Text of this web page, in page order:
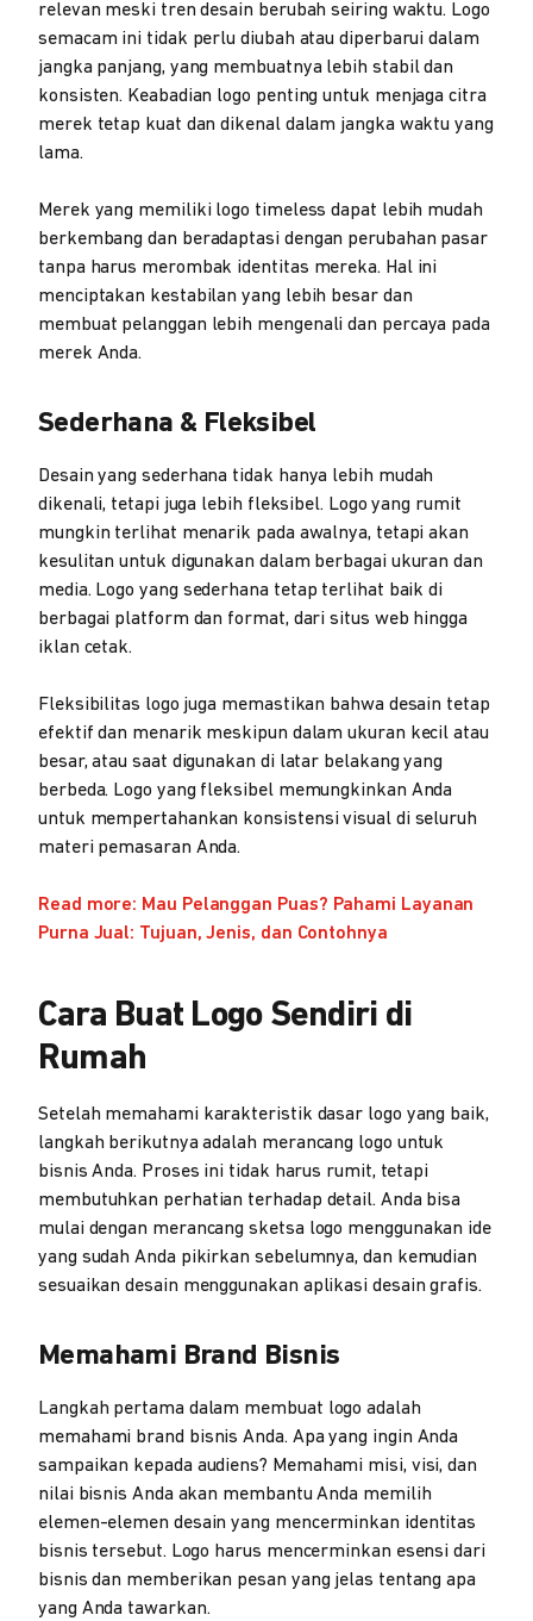
relevan meski tren desain berubah seiring waktu. Logo
semacam ini tidak perlu diubah atau diperbarui dalam
jangka panjang, yang membuatnya lebih stabil dan
konsisten. Keabadian logo penting untuk menjaga citra
merek tetap kuat dan dikenal dalam jangka waktu yang
lama.
Merek yang memiliki logo timeless dapat lebih mudah
berkembang dan beradaptasi dengan perubahan pasar
tanpa harus merombak identitas mereka. Hal ini
menciptakan kestabilan yang lebih besar dan
membuat pelanggan lebih mengenali dan percaya pada
merek Anda.
Sederhana & Fleksibel
Desain yang sederhana tidak hanya lebih mudah
dikenali, tetapi juga lebih fleksibel. Logo yang rumit
mungkin terlihat menarik pada awalnya, tetapi akan
kesulitan untuk digunakan dalam berbagai ukuran dan
media. Logo yang sederhana tetap terlihat baik di
berbagai platform dan format, dari situs web hingga
iklan cetak.
Fleksibilitas logo juga memastikan bahwa desain tetap
efektif dan menarik meskipun dalam ukuran kecil atau
besar, atau saat digunakan di latar belakang yang
berbeda. Logo yang fleksibel memungkinkan Anda
untuk mempertahankan konsistensi visual di seluruh
materi pemasaran Anda.
Read more: Mau Pelanggan Puas? Pahami Layanan
Purna Jual: Tujuan, Jenis, dan Contohnya
Cara Buat Logo Sendiri di
Rumah
Setelah memahami karakteristik dasar logo yang baik,
langkah berikutnya adalah merancang logo untuk
bisnis Anda. Proses ini tidak harus rumit, tetapi
membutuhkan perhatian terhadap detail. Anda bisa
mulai dengan merancang sketsa logo menggunakan ide
yang sudah Anda pikirkan sebelumnya, dan kemudian
sesuaikan desain menggunakan aplikasi desain grafis.
Memahami Brand Bisnis
Langkah pertama dalam membuat logo adalah
memahami brand bisnis Anda. Apa yang ingin Anda
sampaikan kepada audiens? Memahami misi, visi, dan
nilai bisnis Anda akan membantu Anda memilih
elemen-elemen desain yang mencerminkan identitas
bisnis tersebut. Logo harus mencerminkan esensi dari
bisnis dan memberikan pesan yang jelas tentang apa
yang Anda tawarkan.